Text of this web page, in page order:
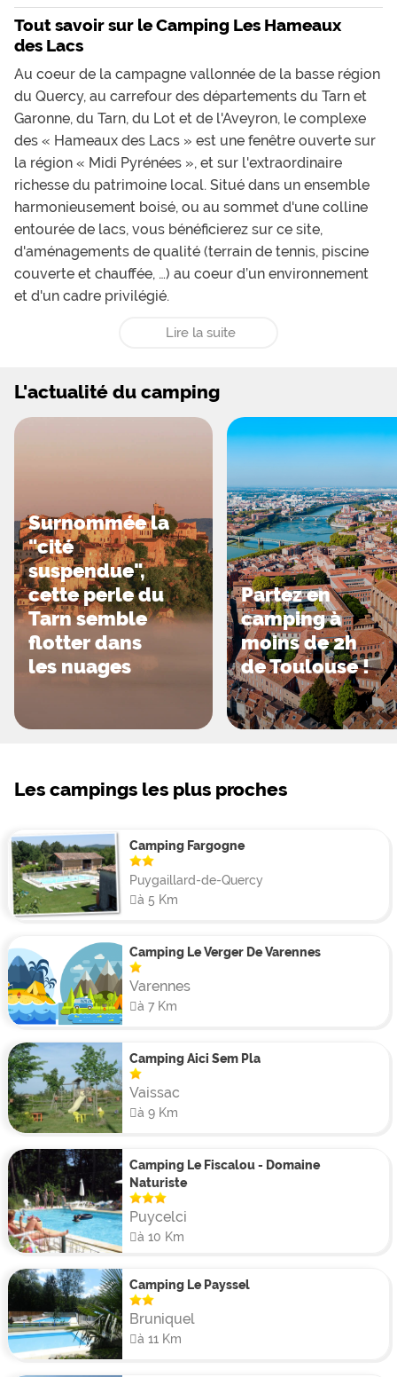
Tout savoir sur le Camping Les Hameaux
des Lacs
Au coeur de la campagne vallonnée de la basse région
du Quercy, au carrefour des départements du Tarn et
Garonne, du Tarn, du Lot et de l'Aveyron, le complexe
des « Hameaux des Lacs » est une fenêtre ouverte sur
la région « Midi Pyrénées », et sur l'extraordinaire
richesse du patrimoine local. Situé dans un ensemble
harmonieusement boisé, ou au sommet d'une colline
entourée de lacs, vous bénéficierez sur ce site,
d'aménagements de qualité (terrain de tennis, piscine
couverte et chauffée, …) au coeur d’un environnement
et d'un cadre privilégié.
Lire la suite
L'actualité du camping
Surnommée la
"cité
suspendue",
cette perle du
Tarn semble
flotter dans
les nuages
Partez en
camping à
moins de 2h
de Toulouse !
Les campings les plus proches
Camping Fargogne
Puygaillard-de-Quercy
à 5 Km
Camping Le Verger De Varennes
Varennes
à 7 Km
Camping Aici Sem Pla
Vaissac
à 9 Km
Camping Le Fiscalou - Domaine
Naturiste
Puycelci
à 10 Km
Camping Le Payssel
Bruniquel
à 11 Km